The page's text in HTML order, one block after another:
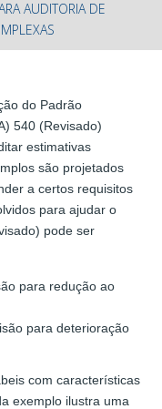
AUDITORIA DE
do Padrão
540 (Revisado)
estimativas
são projetados
a certos requisitos
para ajudar o
pode ser
para redução ao
para deterioração
com características
exemplo ilustra uma